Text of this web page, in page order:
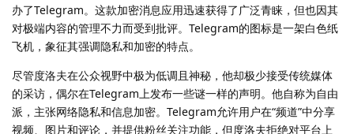
办了Telegram。这款加密消息应用迅速获得了广泛青睐，但也因其
对极端内容的管理不力而受到批评。Telegram的图标是一架白色纸
飞机，象征其强调隐私和加密的特点。
尽管度洛夫在公众视野中极为低调且神秘，他却极少接受传统媒体
的采访，偶尔在Telegram上发布一些谜一样的声明。他自称为自由
派，主张网络隐私和信息加密。Telegram允许用户在“频道”中分享
视频、图片和评论，并提供粉丝关注功能，但度洛夫拒绝对平台上